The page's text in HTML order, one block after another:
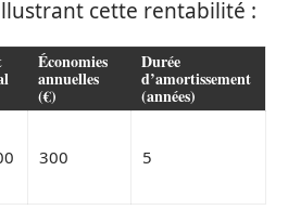
cette rentabilité :
Économies
annuelles
(€)
Durée
d’amortissement
(années)
300 5